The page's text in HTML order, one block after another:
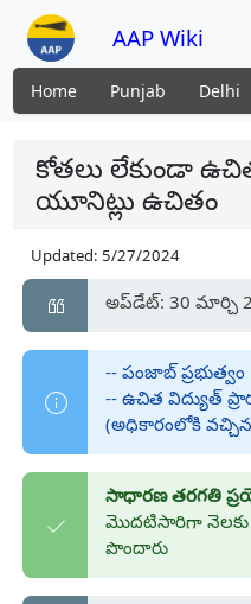
AAP Wiki
Home Punjab Delhi
కోతలు లేకుండా
యూనిట్లు ఉచితం
Updated: 5/27/2024
అప్‌డేట్: 30 మార్చి
-- పంజాబ్ ప్రభుత్వం
-- ఉచిత విద్యుత్
(అధికారంలోకి వచ్చిన
సాధారణ తరగతి
మొదటిసారిగా నెలకు
పొందారు